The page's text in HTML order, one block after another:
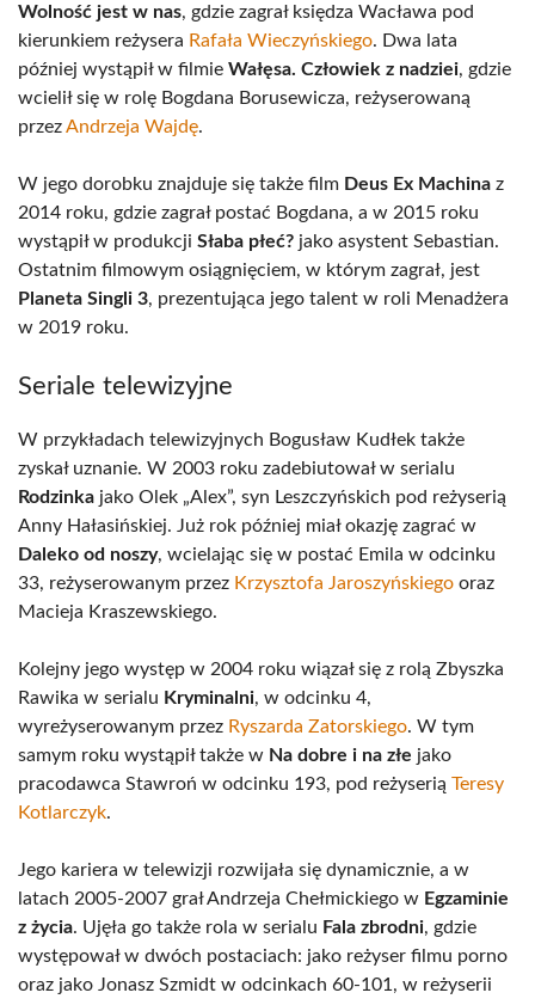
Wolność jest w nas, gdzie zagrał księdza Wacława pod
kierunkiem reżysera Rafała Wieczyńskiego. Dwa lata
później wystąpił w filmie Wałęsa. Człowiek z nadziei, gdzie
wcielił się w rolę Bogdana Borusewicza, reżyserowaną
przezAndrzeja Wajdę.
W jego dorobku znajduje się także film Deus Ex Machina z
2014 roku, gdzie zagrał postać Bogdana, a w 2015 roku
wystąpił w produkcji Słaba płeć? jako asystent Sebastian.
Ostatnim filmowym osiągnięciem, w którym zagrał, jest
Planeta Singli 3, prezentująca jego talent w roli Menadżera
w 2019 roku.
Seriale telewizyjne
W przykładach telewizyjnych Bogusław Kudłek także
zyskał uznanie. W 2003 roku zadebiutował w serialu
Rodzinka jako Olek „Alex”, syn Leszczyńskich pod reżyserią
Anny Hałasińskiej. Już rok później miał okazję zagrać w
Daleko od noszy, wcielając się w postać Emila w odcinku
33, reżyserowanym przez Krzysztofa Jaroszyńskiego oraz
Macieja Kraszewskiego.
Kolejny jego występ w 2004 roku wiązał się z rolą Zbyszka
Rawika w serialu Kryminalni, w odcinku 4,
wyreżyserowanym przez Ryszarda Zatorskiego. W tym
samym roku wystąpił także w Na dobre i na złe jako
pracodawca Stawroń w odcinku 193, pod reżyserią Teresy
Kotlarczyk.
Jego kariera w telewizji rozwijała się dynamicznie, a w
latach 2005-2007 grał Andrzeja Chełmickiego w Egzaminie
z życia. Ujęła go także rola w serialu Fala zbrodni, gdzie
występował w dwóch postaciach: jako reżyser filmu porno
oraz jako Jonasz Szmidt w odcinkach 60-101, w reżyserii